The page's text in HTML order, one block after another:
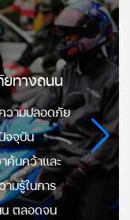
ยทางถนน
วามปลอดภัย
จจุบัน
ค้นคว้าและ
มรู้ในการ
น ตลอดจน